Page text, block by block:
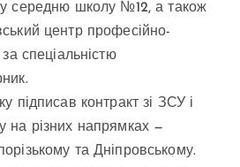
середню школу №12, а також
центр професійно-
за спеціальністю
підписав контракт зі ЗСУ і
на різних напрямках —
та Дніпровському.